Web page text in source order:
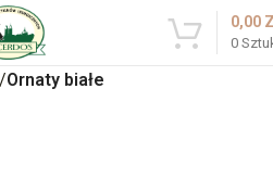
0
0,00
Ornaty białe